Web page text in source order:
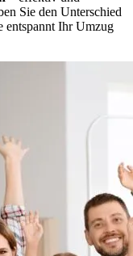
Sie den Unterschied
entspannt Ihr Umzug